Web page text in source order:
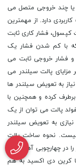
یا چند خروجی متصل می
دارد. از مهمترین
کپسول، فشار کاری ثابت
با کم شدن فشار یک
و فشار خروجی ثابت می
پالت سیلندر می
به تعویض سیلندر ها
کرده و همچنین با
پالت می توان از یک
به تعویض سیلندر
چیست. نحوه ساخت پالت
در چهارچوبی آهنی قرار
کرین دی اکسید به هم